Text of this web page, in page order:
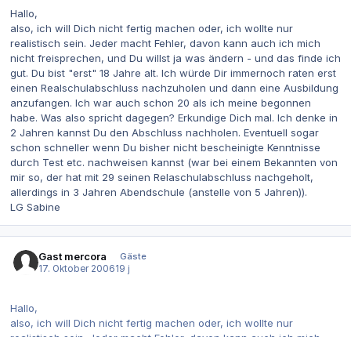
Hallo,
also, ich will Dich nicht fertig machen oder, ich wollte nur
realistisch sein. Jeder macht Fehler, davon kann auch ich mich
nicht freisprechen, und Du willst ja was ändern - und das finde ich
gut. Du bist "erst" 18 Jahre alt. Ich würde Dir immernoch raten erst
einen Realschulabschluss nachzuholen und dann eine Ausbildung
anzufangen. Ich war auch schon 20 als ich meine begonnen
habe. Was also spricht dagegen? Erkundige Dich mal. Ich denke in
2 Jahren kannst Du den Abschluss nachholen. Eventuell sogar
schon schneller wenn Du bisher nicht bescheinigte Kenntnisse
durch Test etc. nachweisen kannst (war bei einem Bekannten von
mir so, der hat mit 29 seinen Relaschulabschluss nachgeholt,
allerdings in 3 Jahren Abendschule (anstelle von 5 Jahren)).
LG Sabine
Gast mercora
Gäste
17. Oktober 200619 j
Hallo,
also, ich will Dich nicht fertig machen oder, ich wollte nur